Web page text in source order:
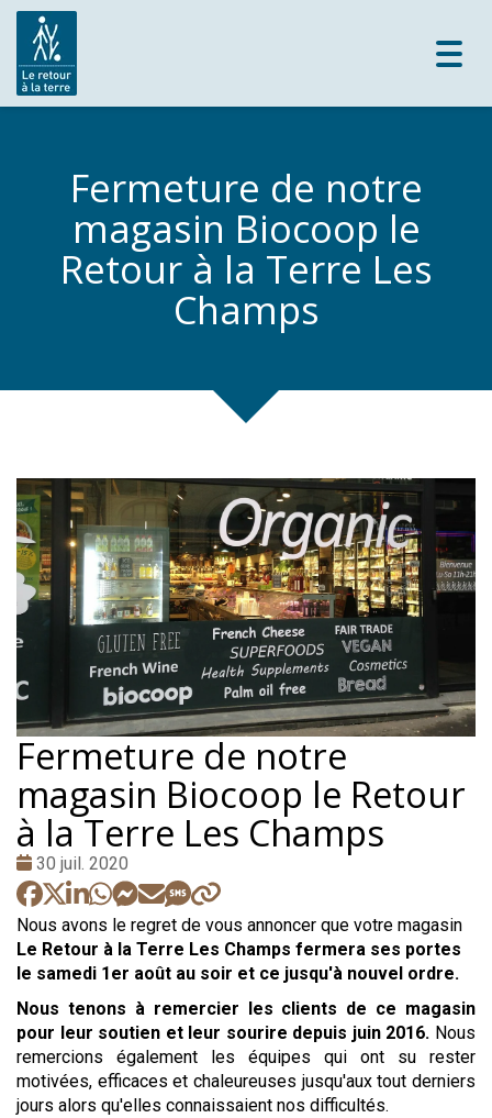
Fermeture de notre
magasin Biocoop le
Retour à la Terre Les
Champs
Fermeture de notre
magasin Biocoop le Retour
à la Terre Les Champs
Date
:
30 juil. 2020
Nous avons le regret de vous annoncer que votre magasin
Le Retour à la Terre Les Champs fermera ses portes
le samedi 1er août au soir et ce jusqu'à nouvel ordre.
Nous tenons à remercier les clients de ce magasin
pour leur soutien et leur sourire depuis juin 2016. Nous
remercions également les équipes qui ont su rester
motivées, efficaces et chaleureuses jusqu'aux tout derniers
jours alors qu'elles connaissaient nos difficultés.